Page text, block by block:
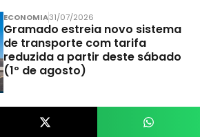
ECONOMIA31/07/2026
Gramado estreia novo sistema
de transporte com tarifa
reduzida a partir deste sábado
(1º de agosto)